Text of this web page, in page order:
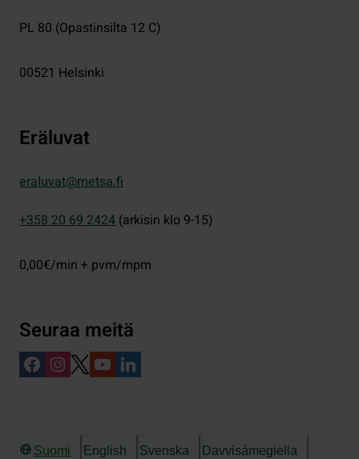
PL 80 (Opastinsilta 12 C)
00521 Helsinki
Eräluvat
eraluvat@metsa.fi
+358 20 69 2424 (arkisin klo 9-15)
0,00€/min + pvm/mpm
Seuraa meitä
Suomi English Svenska Davvisámegiella